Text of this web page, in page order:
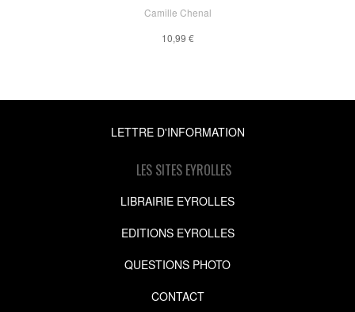
Camille Chenal
10,99 €
LETTRE D'INFORMATION
LES SITES EYROLLES
LIBRAIRIE EYROLLES
EDITIONS EYROLLES
QUESTIONS PHOTO
CONTACT